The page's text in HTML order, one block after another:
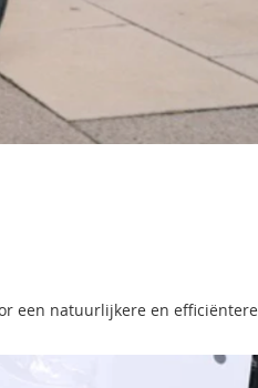
een natuurlijkere en